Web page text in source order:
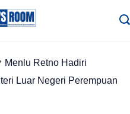
Menlu Retno Hadiri
Luar Negeri Perempuan